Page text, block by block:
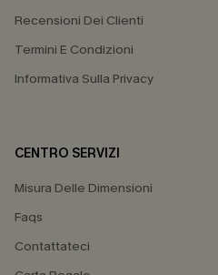
Recensioni Dei Clienti
Termini E Condizioni
Informativa Sulla Privacy
CENTRO SERVIZI
Misura Delle Dimensioni
Faqs
Contattateci